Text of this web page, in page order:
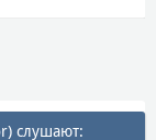
слушают: